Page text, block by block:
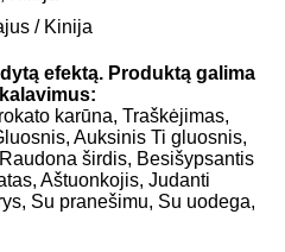
/ Kinija
efektą. Produktą galima
karūna, Traškėjimas,
Auksinis Ti gluosnis,
širdis, Besišypsantis
Aštuonkojis, Judanti
Su pranešimu, Su uodega,